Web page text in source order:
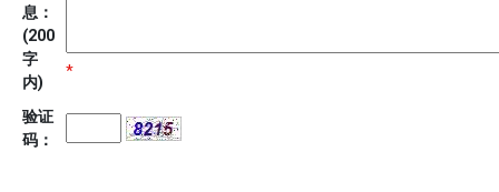
息：
(200
字
内)
*
验证
码：